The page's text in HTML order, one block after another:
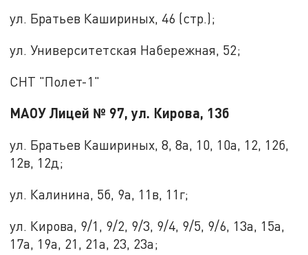
ул. Братьев Кашириных, 46 (стр.);
ул. Университетская Набережная, 52;
СНТ "Полет-1"
МАОУ Лицей № 97, ул. Кирова, 13б
ул. Братьев Кашириных, 8, 8а, 10, 10а, 12, 12б,
12в, 12д;
ул. Калинина, 5б, 9а, 11в, 11г;
ул. Кирова, 9/1, 9/2, 9/3, 9/4, 9/5, 9/6, 13а, 15а,
17а, 19а, 21, 21а, 23, 23а;